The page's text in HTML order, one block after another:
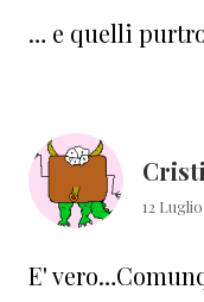
… e quelli
12
E'